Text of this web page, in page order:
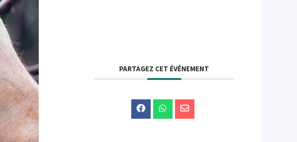
PARTAGEZ CET ÉVÉNEMENT